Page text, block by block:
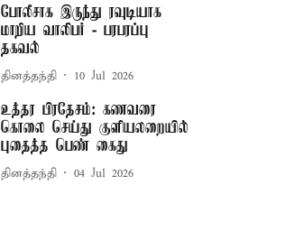
போலீசாக இருந்து ரவுடியாக
மாறிய வாலிபர் - பரபரப்பு
தகவல்
தினத்தந்தி 10 Jul 2026
உத்தர பிரதேசம்: கணவரை
கொலை செய்து குளியலறையில்
புதைத்த பெண் கைது
தினத்தந்தி 04 Jul 2026